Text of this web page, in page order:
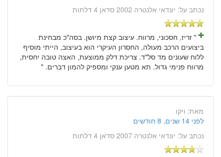
נכתב על: יונדאי אלנטרה 2002 סדאן 4 דלתות
" זריז, חסכוני, מרווח. עיצוב קצת מיושן. בסה"כ מבחינת
ביצועים הרכב מעולה, החסרון העיקרי הוא בעיצוב, הייתי מוסיף
ללוח שעונים מד סל"ד. צריכת דלק ממוצעת, האצה טובה יחסית,
מרווח פנימי גדול. תא מטען ענקי ומספיק להמון דברים. "
מאת: ויקו
לפני 14 שנים, 8 חודשים
נכתב על: יונדאי אלנטרה 2007 סדאן 4 דלתות